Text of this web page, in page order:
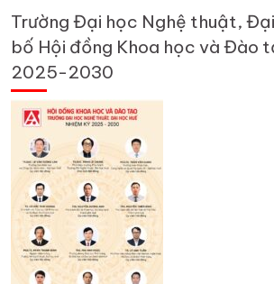
Trường Đại học Nghệ thuật,
bố Hội đồng Khoa học và Đào
2025-2030